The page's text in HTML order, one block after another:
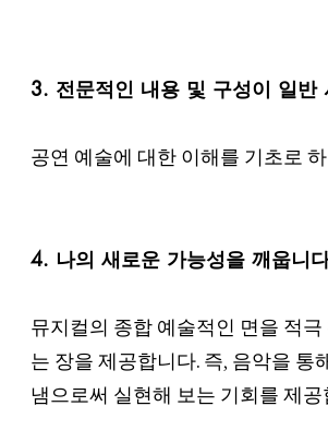
3. 전문적인 내용 및 구성이 일반
공연 예술에 대한 이해를 기초로
4. 나의 새로운 가능성을 깨웁니
뮤지컬의 종합 예술적인 면을 적
는 장을 제공합니다. 즉, 음악을 통
냄으로써 실현해 보는 기회를 제공